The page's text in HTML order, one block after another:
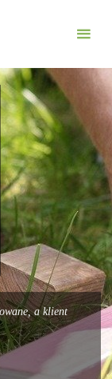
integracyjne,
a klient